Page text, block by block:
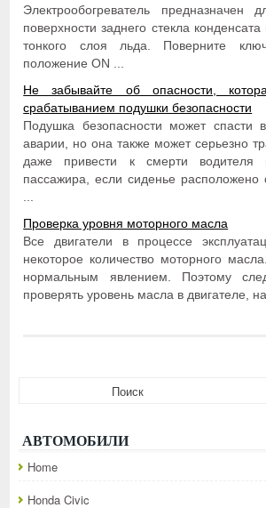
Электрообогреватель предназначен
поверхности заднего стекла
тонкого слоя льда. Поверните
положение ON ...
Не забывайте об опасности,
срабатыванием подушки безопасности
Подушка безопасности может спасти
аварии, но она также может серьезно
даже привести к смерти водителя
пассажира, если сиденье расположено
Проверка уровня моторного масла
Все двигатели в процессе
некоторое количество моторного
нормальным явлением. Поэтому
проверять уровень масла в двигателе,
АВТОМОБИЛИ
Home
Honda Civic